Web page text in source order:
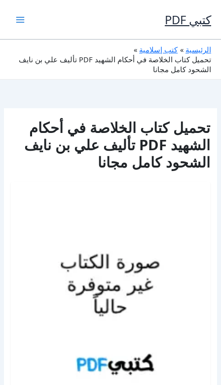
إلى
المحتوى
كتبي PDF
الرئيسية
كتب إسلامية
تحميل كتاب الخلاصة في أحكام الشهيد PDF تأليف علي بن نايف
الشحود كامل مجانا
تحميل كتاب الخلاصة في أحكام
الشهيد PDF تأليف علي بن نايف
الشحود كامل مجانا